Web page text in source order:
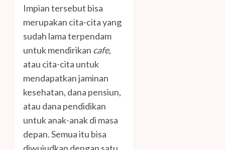
Impian tersebut bisa
merupakan cita-cita yang
sudah lama terpendam
untuk mendirikan cafe,
atau cita-cita untuk
mendapatkan jaminan
kesehatan, dana pensiun,
atau dana pendidikan
untuk anak-anak di masa
depan. Semua itu bisa